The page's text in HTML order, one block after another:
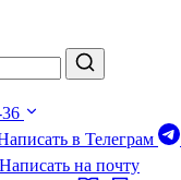
в Телеграм
Написать на почту